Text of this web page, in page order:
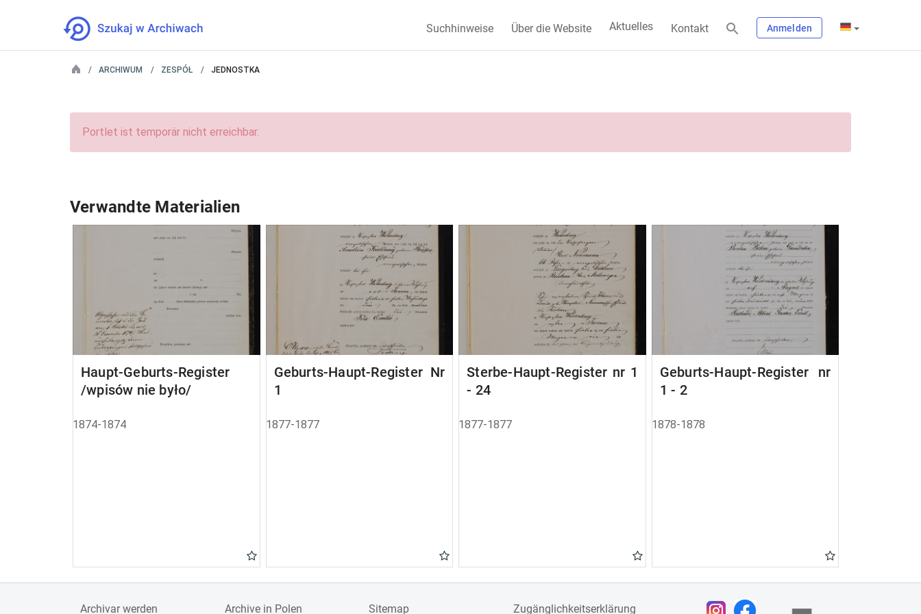
Suchhinweise Über die Website Aktuelles Kontakt Anmelden
ARCHIWUM ZESPÓŁ JEDNOSTKA
Portlet ist temporär nicht erreichbar.
Verwandte Materialien
Haupt-Geburts-Register
/wpisów nie było/
1874-1874
Geburts-Haupt-Register Nr
1
1877-1877
Sterbe-Haupt-Register nr 1
- 24
1877-1877
Geburts-Haupt-Register nr
1 - 2
1878-1878
Archivar werden Archive in Polen Sitemap Zugänglichkeitserklärung